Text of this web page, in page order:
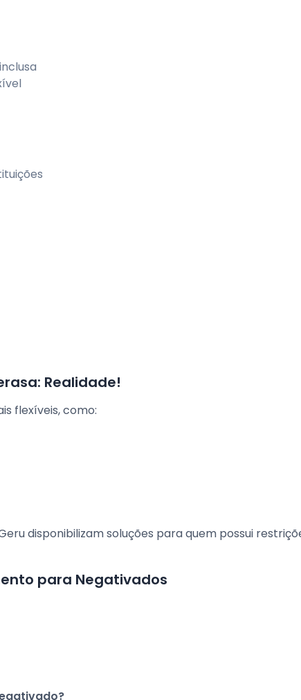
Realidade!
flexíveis, como:
disponibilizam soluções para quem possui
para Negativados